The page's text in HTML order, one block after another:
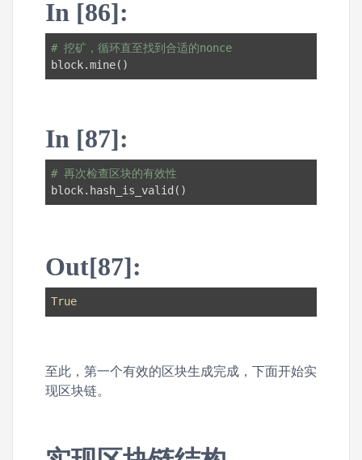
In [86]:
# 挖矿，循环直至找到合适的nonce
block.mine()
In [87]:
# 再次检查区块的有效性
block.hash_is_valid()
Out[87]:
True
至此，第一个有效的区块生成完成，下面开始实
现区块链。